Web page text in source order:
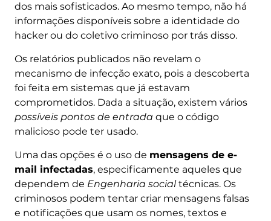
dos mais sofisticados. Ao mesmo tempo, não há
informações disponíveis sobre a identidade do
hacker ou do coletivo criminoso por trás disso.
Os relatórios publicados não revelam o
mecanismo de infecção exato, pois a descoberta
foi feita em sistemas que já estavam
comprometidos. Dada a situação, existem vários
possíveis pontos de entrada que o código
malicioso pode ter usado.
Uma das opções é o uso de mensagens de e-
mail infectadas, especificamente aqueles que
dependem de Engenharia socialtécnicas. Os
criminosos podem tentar criar mensagens falsas
e notificações que usam os nomes, textos e